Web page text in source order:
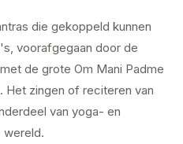
die gekoppeld kunnen
voorafgegaan door de
de grote Om Mani Padme
Het zingen of reciteren van
van yoga- en
wereld.